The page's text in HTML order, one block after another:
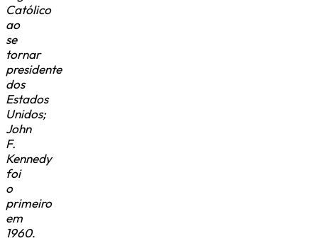
Católico
ao
se
tornar
presidente
dos
Estados
Unidos;
John
F.
Kennedy
foi
o
primeiro
em
1960.